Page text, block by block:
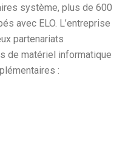
système, plus de 600
avec ELO. L’entreprise
partenariats
de matériel informatique
: